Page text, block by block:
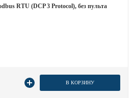
RTU (DCP 3 Protocol), без пульта
В КОРЗИНУ